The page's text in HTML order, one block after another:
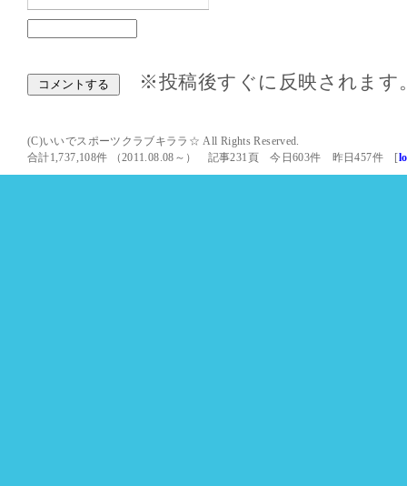
※投稿後すぐに反映されます
(C)いいでスポーツクラブキララ☆ All Rights Reserved.
合計1,737,108件 （2011.08.08～） 記事231頁 今日603件 昨日457件 [